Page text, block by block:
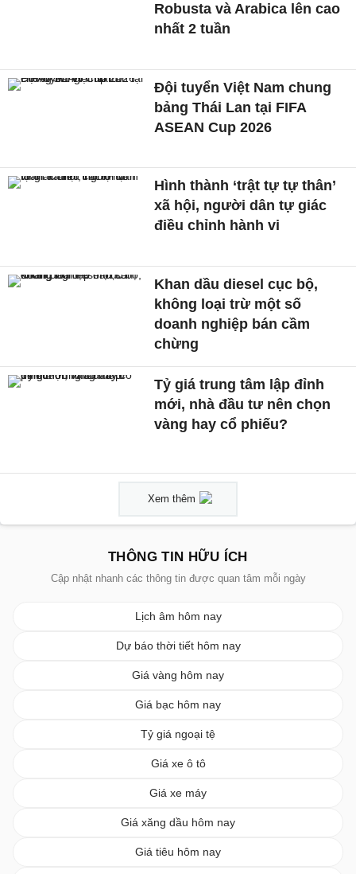
Robusta và Arabica lên cao
nhất 2 tuần
Đội tuyển Việt Nam chung
bảng Thái Lan tại FIFA
ASEAN Cup 2026
Hình thành ‘trật tự tự thân’
xã hội, người dân tự giác
điều chỉnh hành vi
Khan dầu diesel cục bộ,
không loại trừ một số
doanh nghiệp bán cầm
chừng
Tỷ giá trung tâm lập đỉnh
mới, nhà đầu tư nên chọn
vàng hay cổ phiếu?
Xem thêm
THÔNG TIN HỮU ÍCH
Cập nhật nhanh các thông tin được quan tâm mỗi ngày
Lịch âm hôm nay
Dự báo thời tiết hôm nay
Giá vàng hôm nay
Giá bạc hôm nay
Tỷ giá ngoại tệ
Giá xe ô tô
Giá xe máy
Giá xăng dầu hôm nay
Giá tiêu hôm nay